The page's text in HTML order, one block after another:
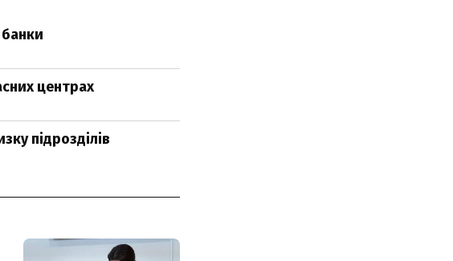
центрах
підрозділів